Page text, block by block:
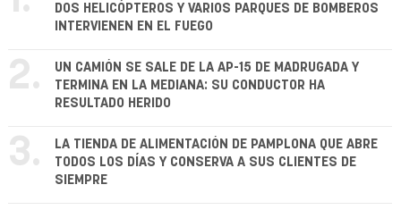
DOS HELICÓPTEROS Y VARIOS PARQUES DE BOMBEROS
INTERVIENEN EN EL FUEGO
2.
UN CAMIÓN SE SALE DE LA AP-15 DE MADRUGADA Y
TERMINA EN LA MEDIANA: SU CONDUCTOR HA
RESULTADO HERIDO
3.
LA TIENDA DE ALIMENTACIÓN DE PAMPLONA QUE ABRE
TODOS LOS DÍAS Y CONSERVA A SUS CLIENTES DE
SIEMPRE